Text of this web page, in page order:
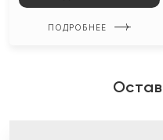
ПОДРОБНЕЕ